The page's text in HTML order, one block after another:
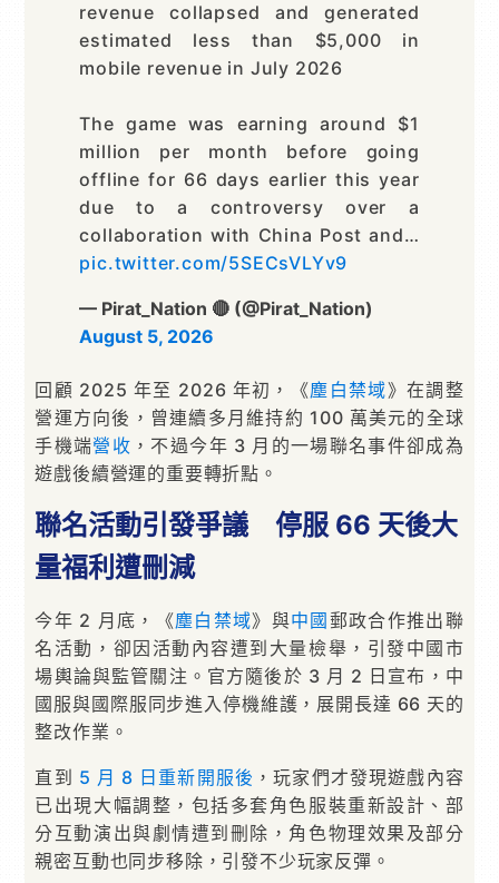
revenue collapsed and generated
estimated less than $5,000 in
mobile revenue in July 2026
The game was earning around $1
million per month before going
offline for 66 days earlier this year
due to a controversy over a
collaboration with China Post and…
pic.twitter.com/5SECsVLYv9
— Pirat_Nation 🔴 (@Pirat_Nation)
August 5, 2026
回顧 2025 年至 2026 年初，《塵白禁域》在調整
營運方向後，曾連續多月維持約 100 萬美元的全球
手機端營收 ，不過今年 3 月的一場聯名事件卻成為
遊戲後續營運的重要轉折點。
聯名活動引發爭議 停服 66 天後大
量福利遭刪減
今年 2 月底，《塵白禁域》與中國 郵政合作推出聯
名活動，卻因活動內容遭到大量檢舉，引發中國市
場輿論與監管關注。官方隨後於 3 月 2 日宣布，中
國服與國際服同步進入停機維護，展開長達 66 天的
整改作業。
直到 5 月 8 日重新開服後 ，玩家們才發現遊戲內容
已出現大幅調整，包括多套角色服裝重新設計、部
分互動演出與劇情遭到刪除，角色物理效果及部分
親密互動也同步移除，引發不少玩家反彈。